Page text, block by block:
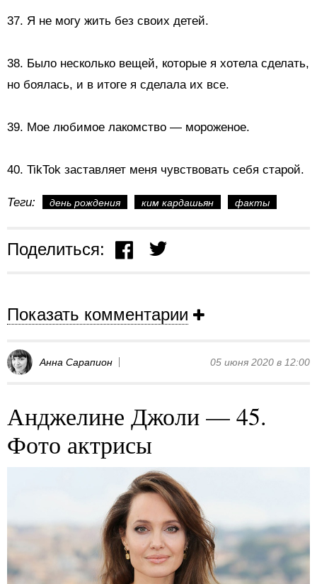
37. Я не могу жить без своих детей.
38. Было несколько вещей, которые я хотела сделать,
но боялась, и в итоге я сделала их все.
39. Мое любимое лакомство — мороженое.
40. TikTok заставляет меня чувствовать себя старой.
Теги: день рождения ким кардашьян факты
Поделиться:
Показать комментарии
Анна Сарапион 05 июня 2020 в 12:00
Анджелине Джоли — 45.
Фото актрисы